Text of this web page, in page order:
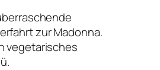
zur Madonna.
vegetarisches